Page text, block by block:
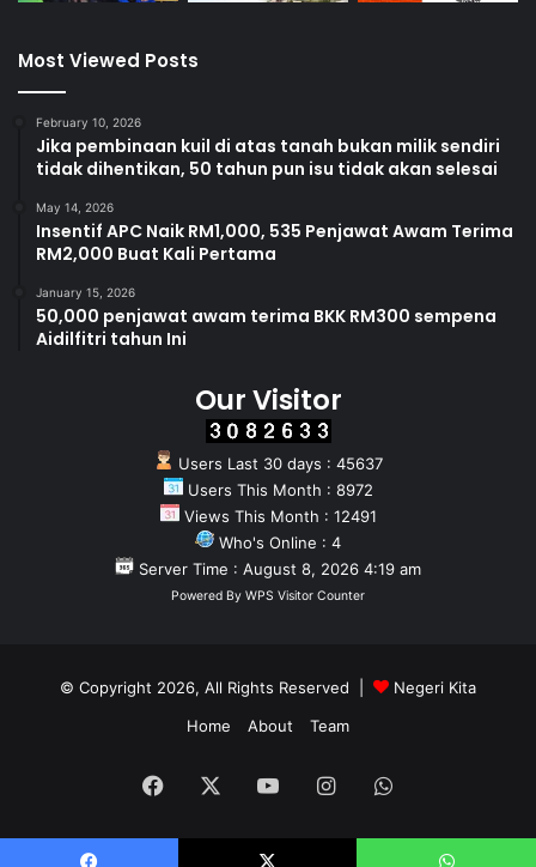
Most Viewed Posts
February 10, 2026
Jika pembinaan kuil di atas tanah bukan milik sendiri
tidak dihentikan, 50 tahun pun isu tidak akan selesai
May 14, 2026
Insentif APC Naik RM1,000, 535 Penjawat Awam Terima
RM2,000 Buat Kali Pertama
January 15, 2026
50,000 penjawat awam terima BKK RM300 sempena
Aidilfitri tahun Ini
Our Visitor
Users Last 30 days : 45637
Users This Month : 8972
Views This Month : 12491
Who's Online : 4
Server Time : August 8, 2026 4:19 am
Powered By WPS Visitor Counter
© Copyright 2026, All Rights Reserved |
Negeri Kita
Home
About Team
Facebook YouTubeInstagramWhatsApp